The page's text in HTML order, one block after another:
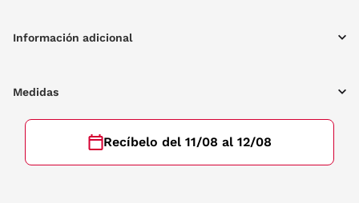
Información adicional
Medidas
Recíbelo del 11/08 al 12/08